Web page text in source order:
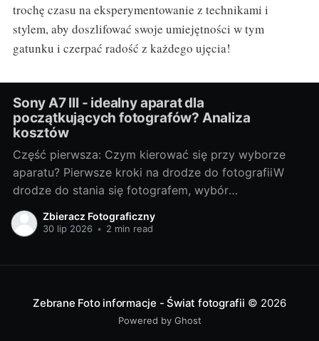
trochę czasu na eksperymentowanie z technikami i
stylem, aby doszlifować swoje umiejętności w tym
gatunku i czerpać radość z każdego ujęcia!
Sony A7 III - idealny aparat dla
początkujących fotografów? Analiza
kosztów
Część pierwsza: Czym kierować się przy wyborze
aparatu? Pierwsze kroki na drodze do fotografiiW
drodze do stania się fotografem, wybór
odpowiedniego sprzętu jest jednym z
najważniejszych kroków. Bez względu na to, czy
Zbieracz Fotograficzny
30 lip 2026 • 2 min read
Zebrane Foto informacje - Świat fotografii © 2026
Powered by Ghost